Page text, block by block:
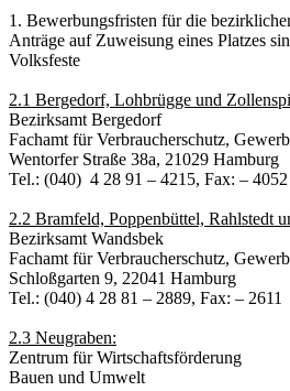
1. Bewerbungsfristen für die
Anträge auf Zuweisung eines Platzes
Volksfeste
2.1 Bergedorf, Lohbrügge und
Bezirksamt Bergedorf
Fachamt für Verbraucherschutz,
Wentorfer Straße 38a, 21029 Hamburg
Tel.: (040) 4 28 91 – 4215, Fax: – 4052
2.2 Bramfeld, Poppenbüttel, Rahlstedt
Bezirksamt Wandsbek
Fachamt für Verbraucherschutz,
Schloßgarten 9, 22041 Hamburg
Tel.: (040) 4 28 81 – 2889, Fax: – 2611
2.3 Neugraben:
Zentrum für Wirtschaftsförderung
Bauen und Umwelt